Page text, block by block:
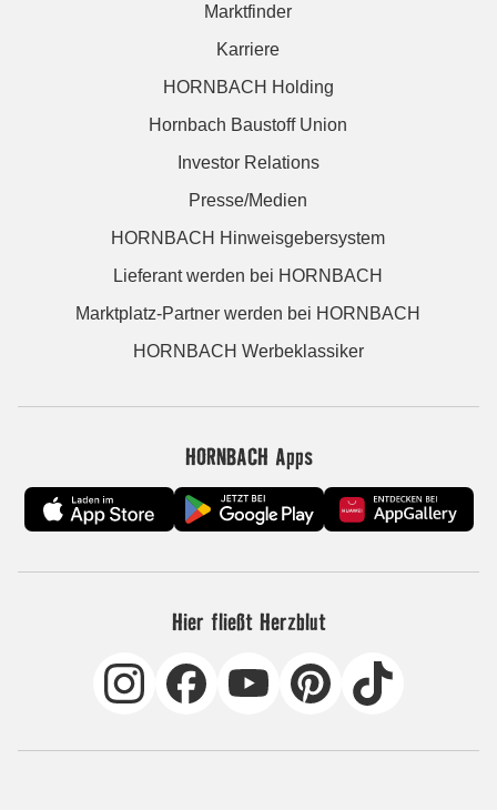
Marktfinder
Karriere
HORNBACH Holding
Hornbach Baustoff Union
Investor Relations
Presse/Medien
HORNBACH Hinweisgebersystem
Lieferant werden bei HORNBACH
Marktplatz-Partner werden bei HORNBACH
HORNBACH Werbeklassiker
HORNBACH Apps
Hier fließt Herzblut